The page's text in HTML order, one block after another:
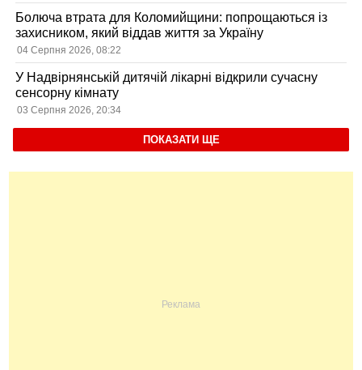
Болюча втрата для Коломийщини: попрощаються із
захисником, який віддав життя за Україну
04 Серпня 2026, 08:22
У Надвірнянській дитячій лікарні відкрили сучасну
сенсорну кімнату
03 Серпня 2026, 20:34
ПОКАЗАТИ ЩЕ